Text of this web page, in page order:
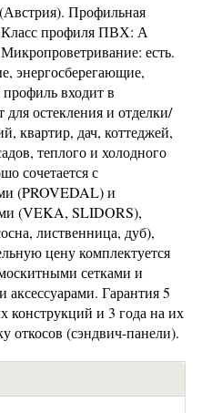
Профильная
профиля ПВХ: А
есть.
энергосберегающие,
входит в
остекления и отделки/
квартир, дач, коттеджей,
теплого и холодного
сочетается с
(PROVEDAL) и
(VEKA, SLIDORS),
лиственница, дуб),
цену комплектуется
сетками и
Гарантия 5
конструкций и 3 года на их
откосов (сэндвич-панели).